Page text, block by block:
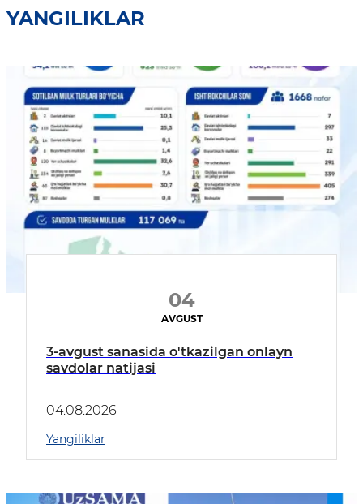
YANGILIKLAR
04
AVGUST
3-avgust sanasida o'tkazilgan onlayn
savdolar natijasi
04.08.2026
Yangiliklar